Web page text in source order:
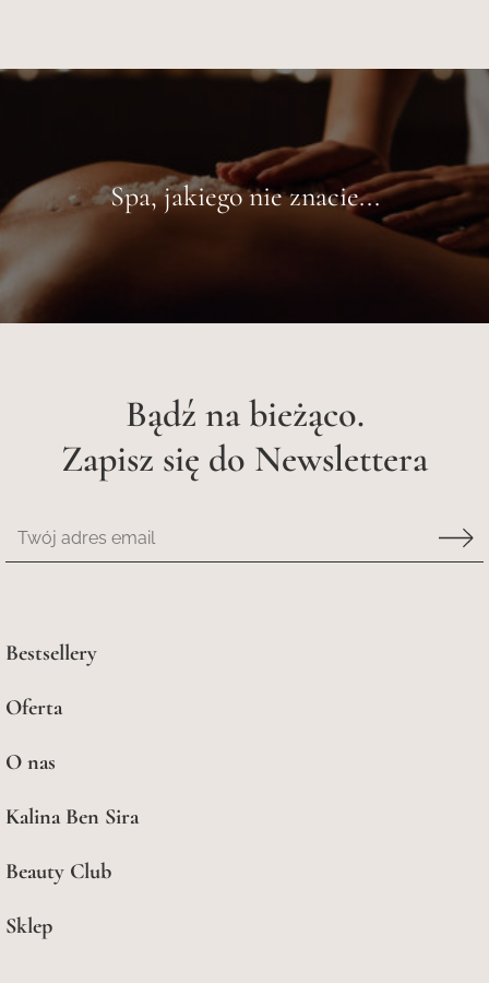
Spa, jakiego nie znacie...
Bądź na bieżąco.
Zapisz się do Newslettera
Bestsellery
Oferta
O nas
Kalina Ben Sira
Beauty Club
Sklep